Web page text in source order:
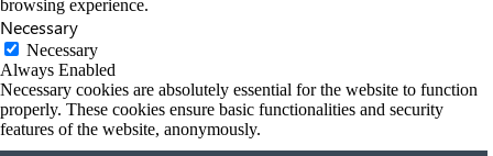
browsing experience.
Necessary
Necessary
Always Enabled
Necessary cookies are absolutely essential for the website to function
properly. These cookies ensure basic functionalities and security
features of the website, anonymously.